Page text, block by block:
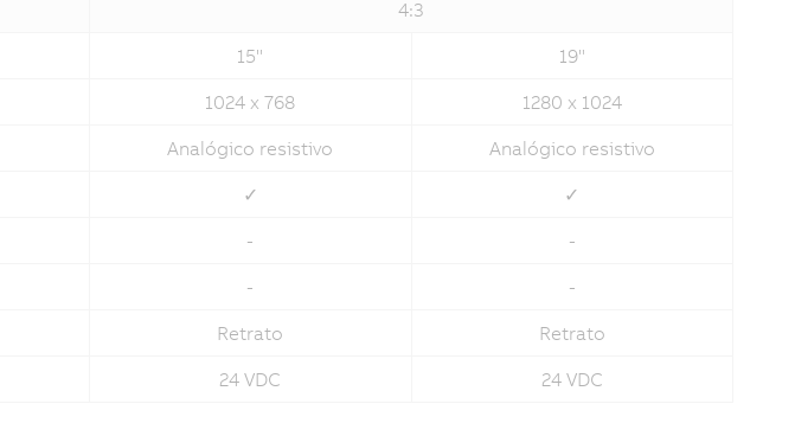
4:3
15''
19"
1024 x 768
1280 x 1024
Analógico resistivo
Analógico resistivo
✓
✓
-
-
-
-
Retrato
Retrato
24 VDC 24 VDC